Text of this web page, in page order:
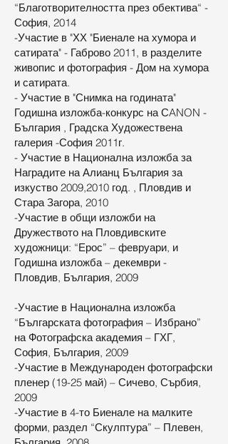
“Благотворителността през обектива“ -
София, 2014
-Участие в "ХХ "Биенале на хумора и
сатирата" - Габрово 2011, в разделите
живопис и фотография - Дом на хумора
и сатирата.
- Участие в "Снимка на годината"
Годишна изложба-конкурс на СANON -
България , Градска Художествена
галерия -София 2011г.
- Участие в Национална изложба за
Наградите на Алианц България за
изкуство 2009,2010 год. , Пловдив и
Стара Загора, 2010
-Участие в общи изложби на
Дружеството на Пловдивските
художници: “Ерос” – февруари, и
Годишна изложба – декември -
Пловдив, България, 2009
-Участие в Национална изложба
“Българската фотография – Избрано”
на Фотографска академия – ГХГ,
София, България, 2009
-Участие в Международен фотографски
пленер (19-25 май) – Сичево, Сърбия,
2009
-Участие в 4-то Биенале на малките
форми, раздел “Скулптура” – Плевен,